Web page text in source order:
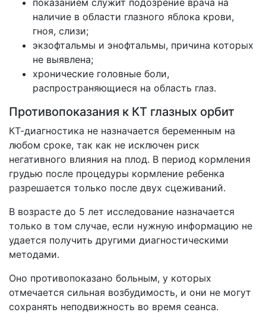
показанием служит подозрение врача на
наличие в области глазного яблока крови,
гноя, слизи;
экзофтальмы и энофтальмы, причина которых
не выявлена;
хронические головные боли,
распространяющиеся на область глаз.
Противопоказания к КТ глазных орбит
КТ-диагностика не назначается беременным на
любом сроке, так как не исключен риск
негативного влияния на плод. В период кормления
грудью после процедуры кормление ребенка
разрешается только после двух сцеживаний.
В возрасте до 5 лет исследование назначается
только в том случае, если нужную информацию не
удается получить другими диагностическими
методами.
Оно противопоказано больным, у которых
отмечается сильная возбудимость, и они не могут
сохранять неподвижность во время сеанса.